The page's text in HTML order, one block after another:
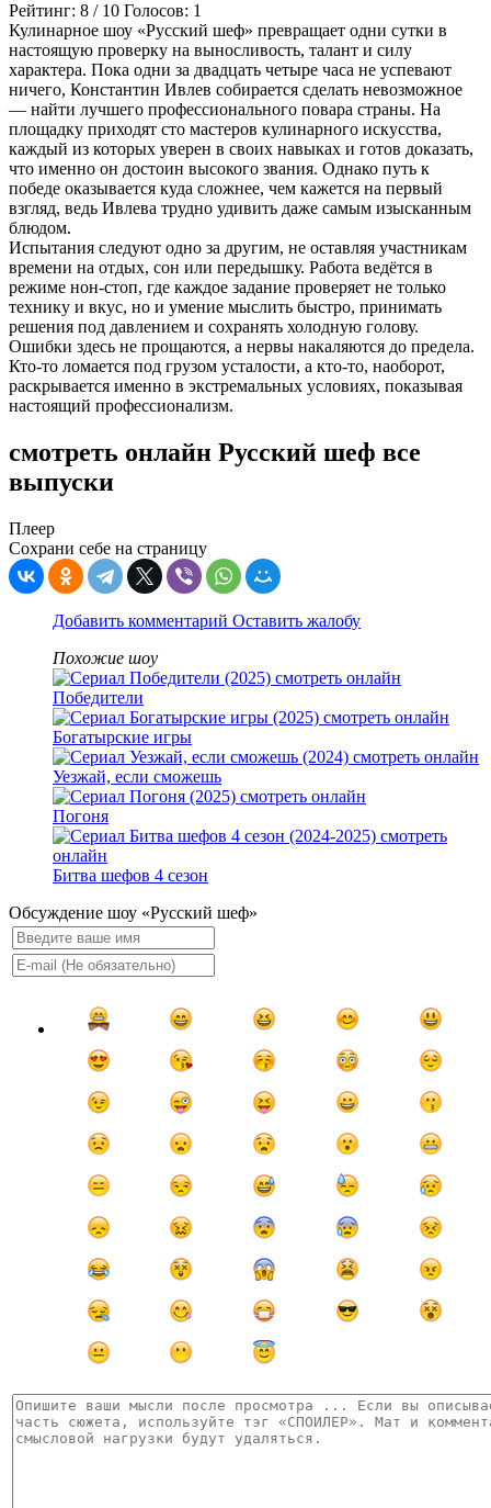
Рейтинг: 8 / 10 Голосов: 1
Кулинарное шоу «Русский шеф» превращает одни сутки в
настоящую проверку на выносливость, талант и силу
характера. Пока одни за двадцать четыре часа не успевают
ничего, Константин Ивлев собирается сделать невозможное
— найти лучшего профессионального повара страны. На
площадку приходят сто мастеров кулинарного искусства,
каждый из которых уверен в своих навыках и готов доказать,
что именно он достоин высокого звания. Однако путь к
победе оказывается куда сложнее, чем кажется на первый
взгляд, ведь Ивлева трудно удивить даже самым изысканным
блюдом.
Испытания следуют одно за другим, не оставляя участникам
времени на отдых, сон или передышку. Работа ведётся в
режиме нон-стоп, где каждое задание проверяет не только
технику и вкус, но и умение мыслить быстро, принимать
решения под давлением и сохранять холодную голову.
Ошибки здесь не прощаются, а нервы накаляются до предела.
Кто-то ломается под грузом усталости, а кто-то, наоборот,
раскрывается именно в экстремальных условиях, показывая
настоящий профессионализм.
смотреть онлайн Русский шеф все
выпуски
Плеер
Сохрани себе на страницу
Добавить комментарий Оставить жалобу
Похожие шоу
Победители
Богатырские игры
Уезжай, если сможешь
Погоня
Битва шефов 4 сезон
Обсуждение шоу «Русский шеф»